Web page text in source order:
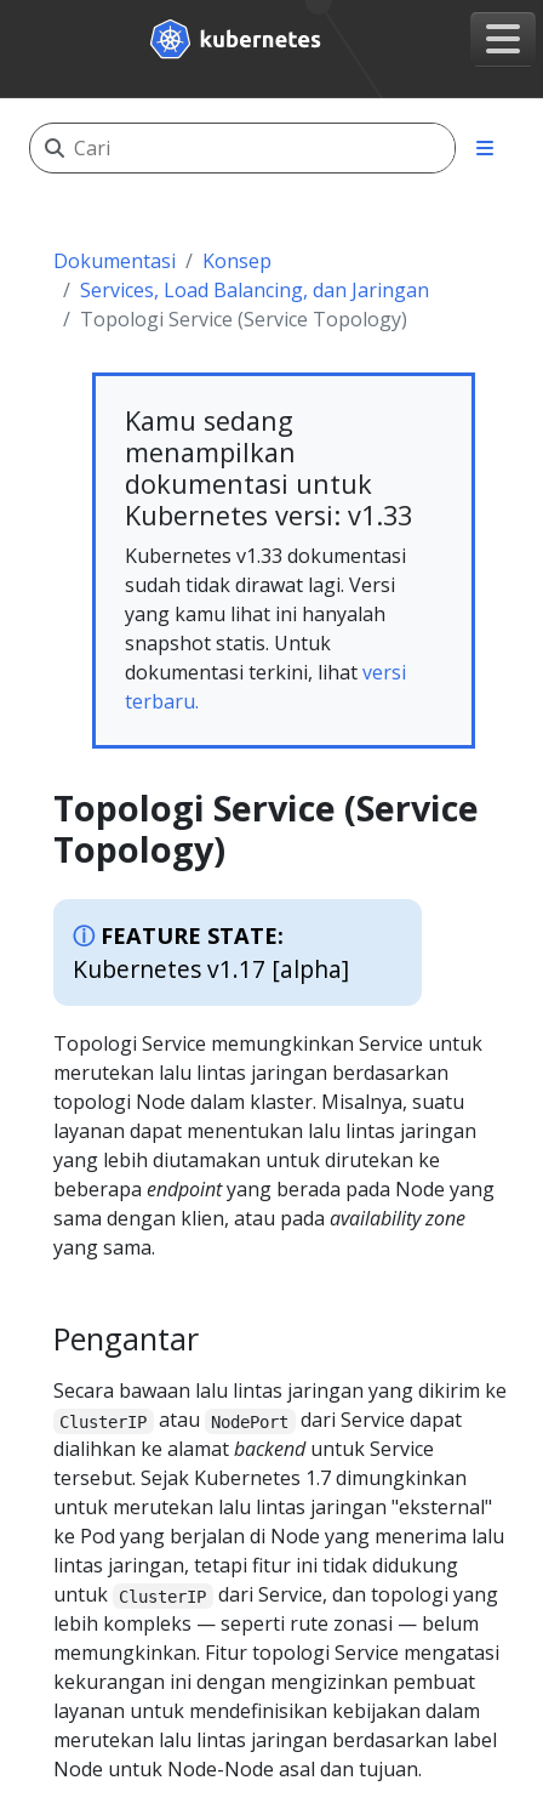
Dokumentasi
Konsep
Services, Load Balancing, dan Jaringan
Topologi Service (Service Topology)
Kamu sedang
menampilkan
dokumentasi untuk
Kubernetes versi: v1.33
Kubernetes v1.33 dokumentasi
sudah tidak dirawat lagi. Versi
yang kamu lihat ini hanyalah
snapshot statis. Untuk
dokumentasi terkini, lihatversi
terbaru.
Topologi Service (Service
Topology)
FEATURE STATE:
Kubernetes v1.17 [alpha]
Topologi Service memungkinkan Service untuk
merutekan lalu lintas jaringan berdasarkan
topologi Node dalam klaster. Misalnya, suatu
layanan dapat menentukan lalu lintas jaringan
yang lebih diutamakan untuk dirutekan ke
beberapa endpointyang berada pada Node yang
sama dengan klien, atau pada availability zone
yang sama.
Pengantar
Secara bawaan lalu lintas jaringan yang dikirim ke
ClusterIP atau NodePort
dari Service dapat
dialihkan ke alamatbackenduntuk Service
tersebut. Sejak Kubernetes 1.7 dimungkinkan
untuk merutekan lalu lintas jaringan "eksternal"
ke Pod yang berjalan di Node yang menerima lalu
lintas jaringan, tetapi fitur ini tidak didukung
untuk
ClusterIP
dari Service, dan topologi yang
lebih kompleks — seperti rute zonasi — belum
memungkinkan. Fitur topologi Service mengatasi
kekurangan ini dengan mengizinkan pembuat
layanan untuk mendefinisikan kebijakan dalam
merutekan lalu lintas jaringan berdasarkan label
Node untuk Node-Node asal dan tujuan.